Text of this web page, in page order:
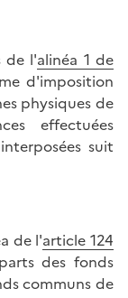
de l'alinéa 1 de
d'imposition
physiques de
effectuées
suit
de l'article 124
des fonds
communs de